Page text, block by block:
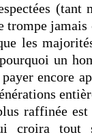
(tant
trompe
les
un
encore
raffinée est
croira tout